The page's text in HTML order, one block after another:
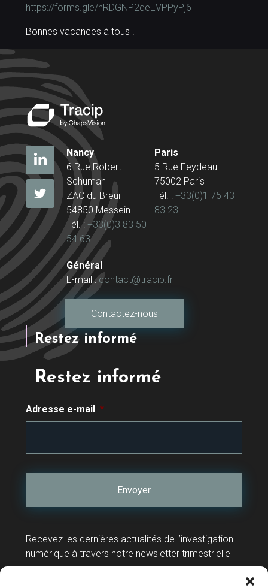
https://forms.gle/nRDGNP2qeEVPPyPj6
Bonnes vacances à tous !
Nancy
6 Rue Robert
Schuman
ZAC du Breuil
54850 Messein
Tél. : +33(0)3 83 50
54 63
Paris
5 Rue Feydeau
75002 Paris
Tél. : +33(0)1 75 43
83 23
Général
E-mail :contact@tracip.fr
Contactez-nous
Restez informé
Restez informé
Adresse e-mail *
Recevez les dernières actualités de l’investigation
numérique à travers notre newsletter trimestrielle